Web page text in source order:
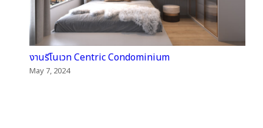
งานรีโนเวท Centric Condominium
May 7, 2024